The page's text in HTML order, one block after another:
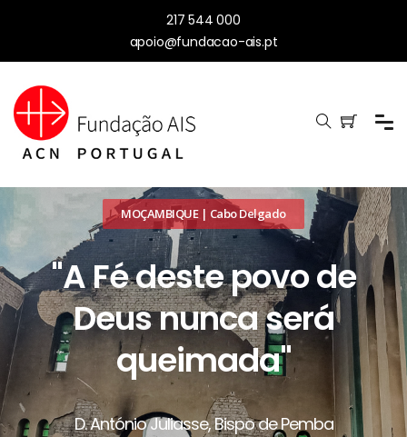
217 544 000
apoio@fundacao-ais.pt
MOÇAMBIQUE | Cabo Delgado
"A Fé deste povo de
Deusnunca será
queimada"
D. António Juliasse, Bispo de Pemba